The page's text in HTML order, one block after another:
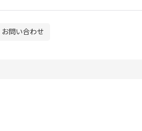
お問い合わせ